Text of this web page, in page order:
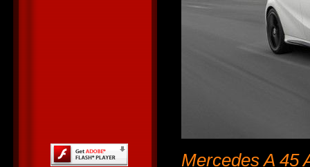
Mercedes A 45